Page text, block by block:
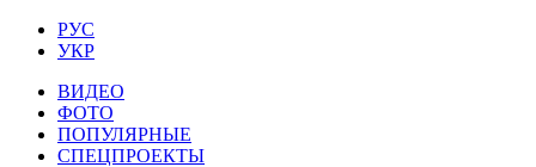
РУС
УКР
ВИДЕО
ФОТО
ПОПУЛЯРНЫЕ
СПЕЦПРОЕКТЫ